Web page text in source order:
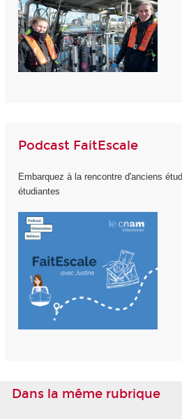
Podcast FaitEscale
Embarquez à la rencontre d'anciens
étudiantes
Dans la même rubrique